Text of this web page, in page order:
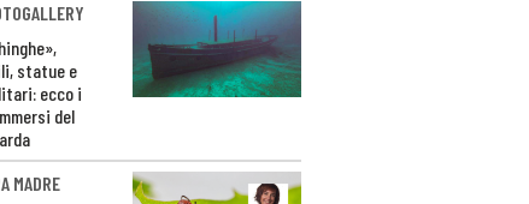
statue e
ecco i
del
MADRE